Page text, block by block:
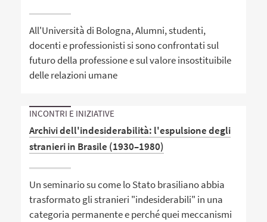
All'Università di Bologna, Alumni, studenti,
docenti e professionisti si sono confrontati sul
futuro della professione e sul valore insostituibile
delle relazioni umane
INCONTRI E INIZIATIVE
Archivi dell'indesiderabilità: l'espulsione degli
stranieri in Brasile (1930–1980)
Un seminario su come lo Stato brasiliano abbia
trasformato gli stranieri "indesiderabili" in una
categoria permanente e perché quei meccanismi